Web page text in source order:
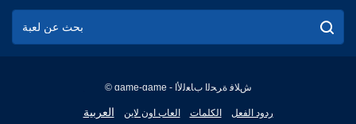
© game-game - ﺵﻼ ﻓ ﺓﺮﺤﻟﺍ ﺏﺎﻌﻟﻷ ﺍ
العربية
English
العاب اون لاين الكلمات ردود الفعل